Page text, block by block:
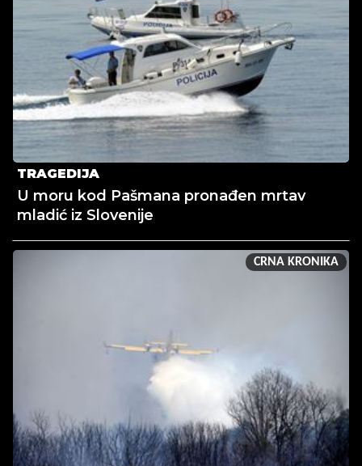
TRAGEDIJA
U moru kod Pašmana pronađen mrtav
mladić iz Slovenije
CRNA KRONIKA